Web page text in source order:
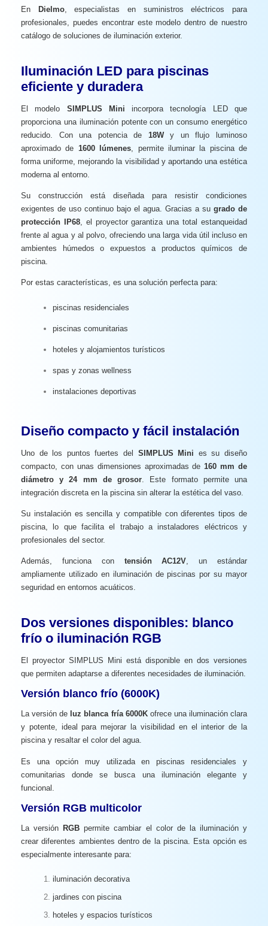
En Dielmo, especialistas en suministros eléctricos para
profesionales, puedes encontrar este modelo dentro de nuestro
catálogo de soluciones de iluminación exterior.
Iluminación LED para piscinas
eficiente y duradera
El modelo SIMPLUS Mini incorpora tecnología LED que
proporciona una iluminación potente con un consumo energético
reducido. Con una potencia de 18Wy un flujo luminoso
aproximado de 1600 lúmenes , permite iluminar la piscina de
forma uniforme, mejorando la visibilidad y aportando una estética
moderna al entorno.
Su construcción está diseñada para resistir condiciones
exigentes de uso continuo bajo el agua. Gracias a su grado de
protección IP68, el proyector garantiza una total estanqueidad
frente al agua y al polvo, ofreciendo una larga vida útil incluso en
ambientes húmedos o expuestos a productos químicos de
piscina.
Por estas características, es una solución perfecta para:
piscinas residenciales
piscinas comunitarias
hoteles y alojamientos turísticos
spas y zonas wellness
instalaciones deportivas
Diseño compacto y fácil instalación
Uno de los puntos fuertes del SIMPLUS Mini es su diseño
compacto, con unas dimensiones aproximadas de 160 mm de
diámetro y 24 mm de grosor . Este formato permite una
integración discreta en la piscina sin alterar la estética del vaso.
Su instalación es sencilla y compatible con diferentes tipos de
piscina, lo que facilita el trabajo a instaladores eléctricos y
profesionales del sector.
Además, funciona con tensión AC12V , un estándar
ampliamente utilizado en iluminación de piscinas por su mayor
seguridad en entornos acuáticos.
Dos versiones disponibles: blanco
frío o iluminación RGB
El proyector SIMPLUS Mini está disponible en dos versiones
que permiten adaptarse a diferentes necesidades de iluminación.
Versión blanco frío (6000K)
La versión de luz blanca fría 6000Kofrece una iluminación clara
y potente, ideal para mejorar la visibilidad en el interior de la
piscina y resaltar el color del agua.
Es una opción muy utilizada en piscinas residenciales y
comunitarias donde se busca una iluminación elegante y
funcional.
Versión RGB multicolor
La versión RGB permite cambiar el color de la iluminación y
crear diferentes ambientes dentro de la piscina. Esta opción es
especialmente interesante para:
iluminación decorativa
jardines con piscina
hoteles y espacios turísticos